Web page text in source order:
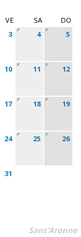
VE SA
DO
3 4 5
10 11 12
17 18 19
24 25 26
31
Sant'Aronne